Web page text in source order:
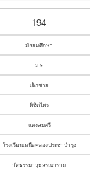
194
มัธยมศึกษา
ม.๒
เด็กชาย
พิชิตไพร
แดงสมศรี
โรงเรียนเหนือคลองประชาบำรุง
วัดธรรมาวุธสรณาราม